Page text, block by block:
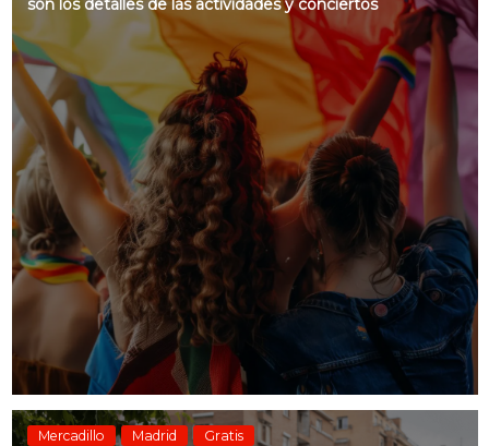
son los detalles de las actividades y conciertos
Mercadillo Madrid Gratis